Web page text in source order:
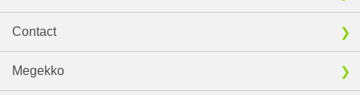
Contact
Megekko